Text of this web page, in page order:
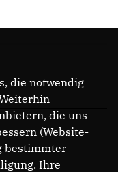
die notwendig
die uns
(Website-
bestimmter
Ihre